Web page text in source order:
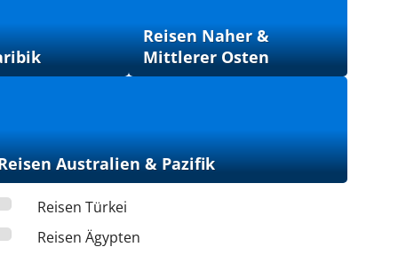
Reisen Naher &
Mittlerer Osten
Australien & Pazifik
Reisen Türkei
Reisen Ägypten